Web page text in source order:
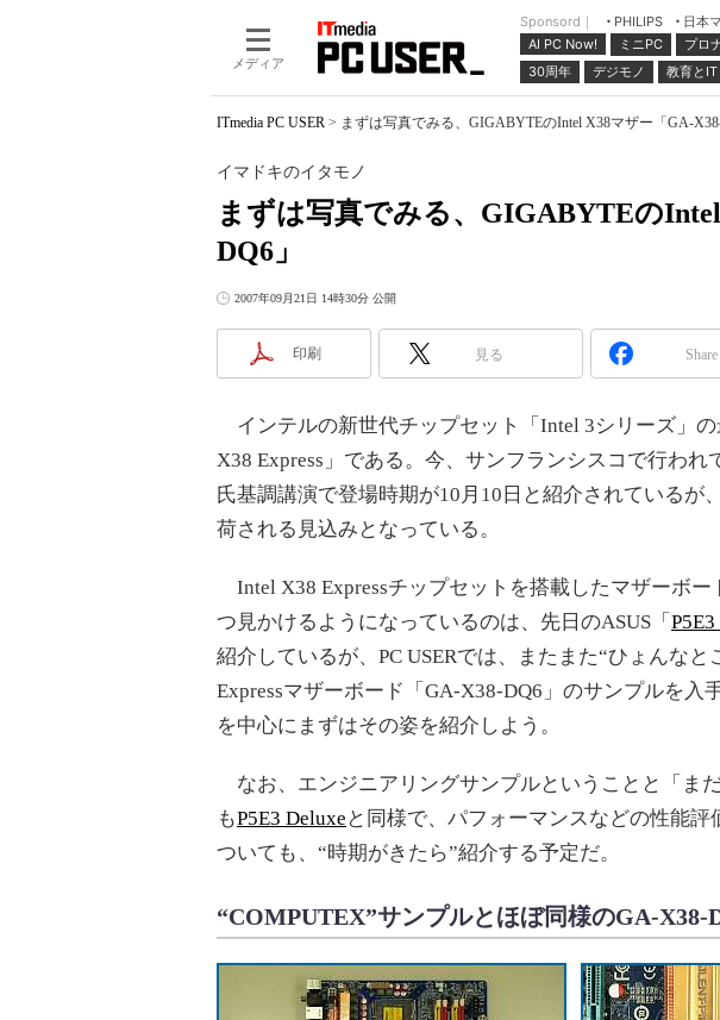
メディア
Sponsord｜ PHILIPS 日本
AI PC Now!
ミニPC プロ
30周年
デジモノ 教育とIT
ITmedia PC USER > まずは写真でみる、GIGABYTEのIntel X38マザー「GA-
まずは写真でみる、GIGABYTEの
DQ6」
イマドキのイタモノ
2007年09月21日 14時30分 公開
印刷 見る Share
インテルの新世代チップセット「Intel 3シリーズ」
X38 Express」である。今、サンフランシスコで行われ
氏基調講演で登場時期が10月10日と紹介されているが
荷される見込みとなっている。
Intel X38 Expressチップセットを搭載したマザーボー
つ見かけるようになっているのは、先日のASUS「
紹介しているが、PC USERでは、またまた“ひょんな
Expressマザーボード「GA-X38-DQ6」のサンプルを入
を中心にまずはその姿を紹介しよう。
なお、エンジニアリングサンプルということと「ま
もP5E3 Deluxe と同様で、パフォーマンスなどの性能
ついても、“時期がきたら”紹介する予定だ。
“COMPUTEX”サンプルとほぼ同様のGA-X38-